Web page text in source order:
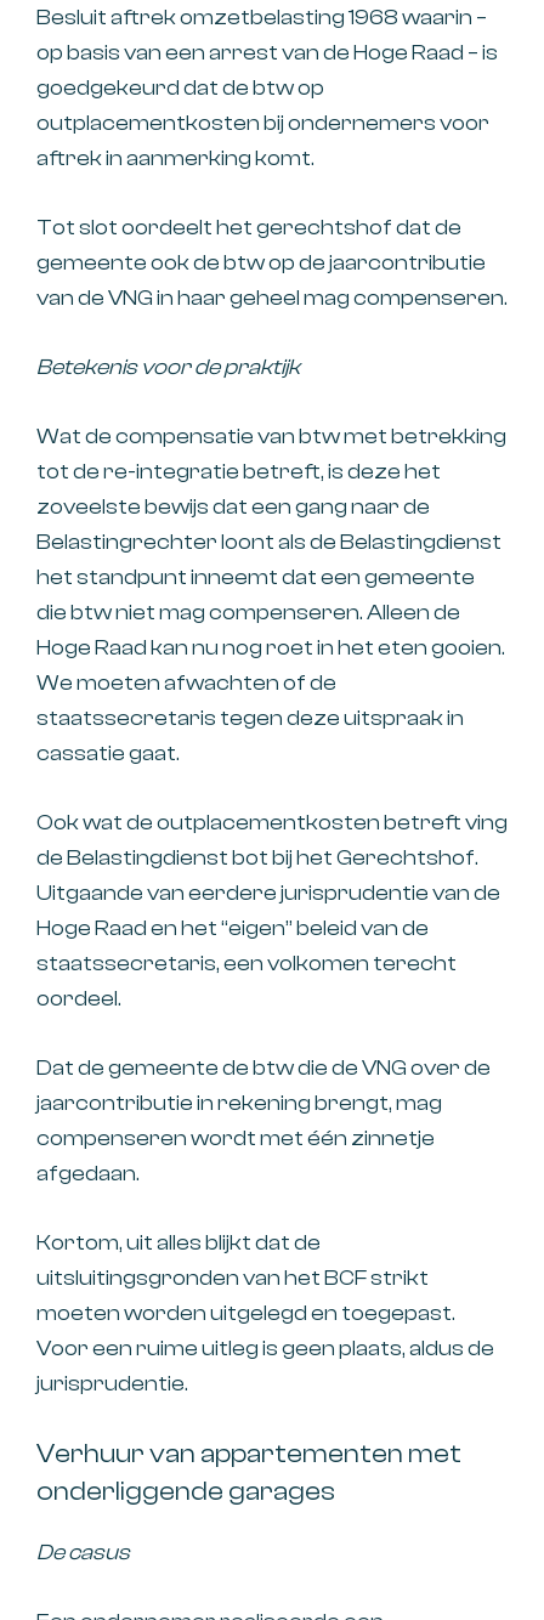
Besluit aftrek omzetbelasting 1968 waarin –
op basis van een arrest van de Hoge Raad – is
goedgekeurd dat de btw op
outplacementkosten bij ondernemers voor
aftrek in aanmerking komt.
Tot slot oordeelt het gerechtshof dat de
gemeente ook de btw op de jaarcontributie
van de VNG in haar geheel mag compenseren.
Betekenis voor de praktijk
Wat de compensatie van btw met betrekking
tot de re-integratie betreft, is deze het
zoveelste bewijs dat een gang naar de
Belastingrechter loont als de Belastingdienst
het standpunt inneemt dat een gemeente
die btw niet mag compenseren. Alleen de
Hoge Raad kan nu nog roet in het eten gooien.
We moeten afwachten of de
staatssecretaris tegen deze uitspraak in
cassatie gaat.
Ook wat de outplacementkosten betreft ving
de Belastingdienst bot bij het Gerechtshof.
Uitgaande van eerdere jurisprudentie van de
Hoge Raad en het “eigen” beleid van de
staatssecretaris, een volkomen terecht
oordeel.
Dat de gemeente de btw die de VNG over de
jaarcontributie in rekening brengt, mag
compenseren wordt met één zinnetje
afgedaan.
Kortom, uit alles blijkt dat de
uitsluitingsgronden van het BCF strikt
moeten worden uitgelegd en toegepast.
Voor een ruime uitleg is geen plaats, aldus de
jurisprudentie.
Verhuur van appartementen met
onderliggende garages
De casus